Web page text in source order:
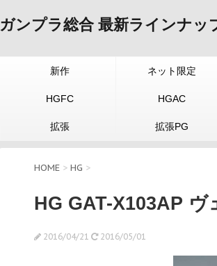
ガンプラ総合 最新ラインナッ
新作 ネット限定
HGFC HGAC
拡張 拡張PG
HOME > HG >
HG GAT-X103AP
2016/04/21 2016/05/01